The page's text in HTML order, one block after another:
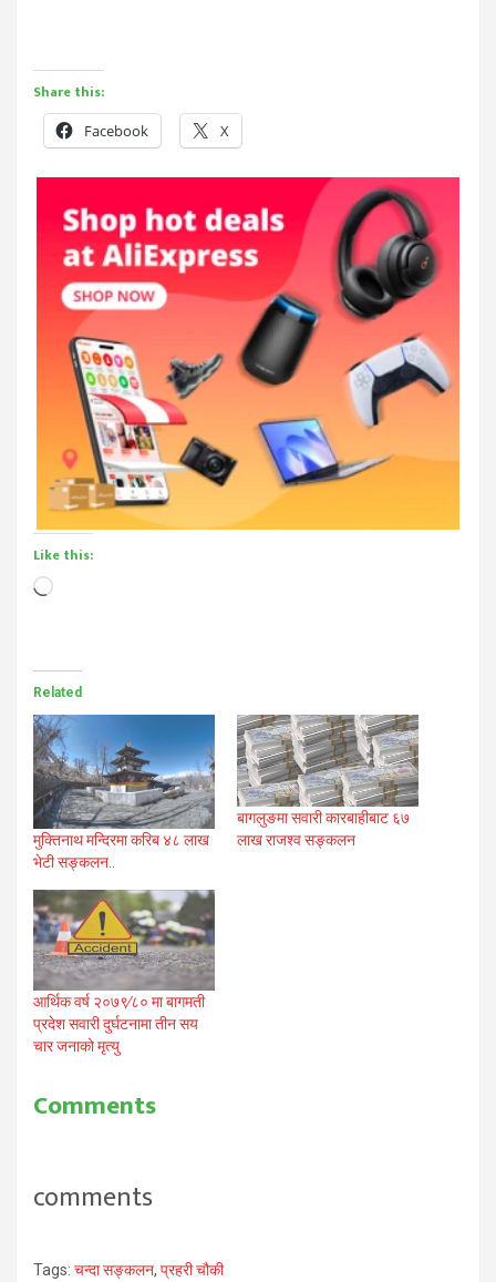
Share this:
Facebook X
Like this:
Loading…
Related
मुक्तिनाथ मन्दिरमा करिब ४८ लाख
भेटी सङ्कलन..
बागलुङमा सवारी कारबाहीबाट ६७
लाख राजश्व सङ्कलन
आर्थिक वर्ष २०७९∕८० मा बागमती
प्रदेश सवारी दुर्घटनामा तीन सय
चार जनाको मृत्यु
Comments
comments
Tags: चन्दा सङ्कलन, प्रहरी चौकी